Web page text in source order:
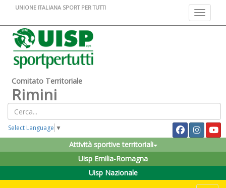
Toggle
UNIONE ITALIANA SPORT PER TUTTI
Comitato Territoriale
Rimini
Select Language ▼
Attività sportive territoriali
Uisp Emilia-Romagna
Uisp Nazionale